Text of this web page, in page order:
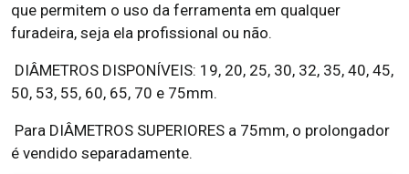
que permitem o uso da ferramenta em qualquer
furadeira, seja ela profissional ou não.
DIÂMETROS DISPONÍVEIS: 19, 20, 25, 30, 32, 35, 40, 45,
50, 53, 55, 60, 65, 70 e 75mm.
Para DIÂMETROS SUPERIORES a 75mm, o prolongador
é vendido separadamente.